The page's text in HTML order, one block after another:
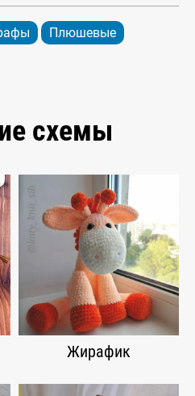
Плюшевые
схемы
Жирафик